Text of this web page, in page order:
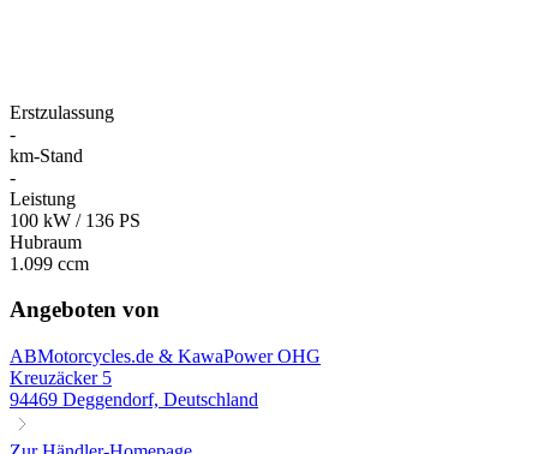
Erstzulassung
-
km-Stand
-
Leistung
100 kW / 136 PS
Hubraum
1.099 ccm
Angeboten von
ABMotorcycles.de & KawaPower OHG
Kreuzäcker 5
94469 Deggendorf, Deutschland